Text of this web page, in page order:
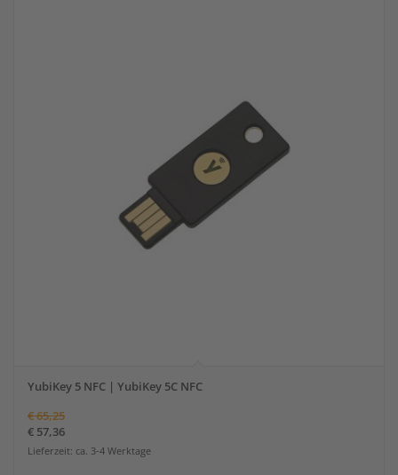
YubiKey 5 NFC | YubiKey 5C NFC
€65,25
€ 57,36
Lieferzeit: ca. 3-4 Werktage